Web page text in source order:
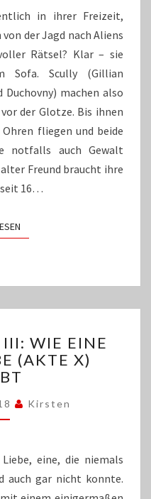
in ihrer Freizeit,
der Jagd nach Aliens
Rätsel? Klar – sie
Sofa. Scully (Gillian
Duchovny) machen also
der Glotze. Bis ihnen
fliegen und beide
notfalls auch Gewalt
Freund braucht ihre
seit 16…
WEITERLESEN
L
(
III: WIE EINE
(AKTE X) S
Kirsten
eine, die niemals
auch gar nicht konnte.